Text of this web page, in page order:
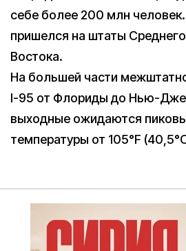
себе более 200 млн
пришелся на штаты
Востока.
На большей части
I-95 от Флориды до Нью-
выходные ожидаются
температуры от 105°F